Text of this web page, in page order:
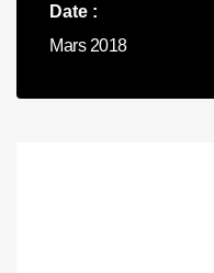
Date :
Mars 2018